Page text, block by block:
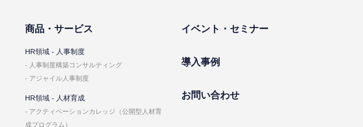
商品・サービス
HR領域 - ⼈事制度
⼈事制度構築コンサルティング
アジャイル⼈事制度
HR領域 - ⼈材育成
アクティベーションカレッジ（公開型⼈材育
成プログラム）
イベント・セミナー
導⼊事例
お問い合わせ